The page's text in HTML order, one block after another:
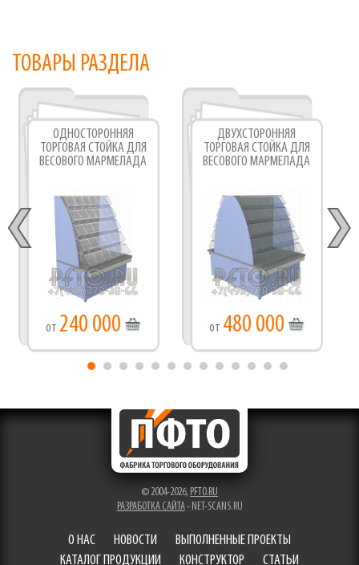
ТОВАРЫ РАЗДЕЛА
ОДНОСТОРОННЯЯ
ТОРГОВАЯ СТОЙКА ДЛЯ
ВЕСОВОГО МАРМЕЛАДА
от 240 000
ДВУХСТОРОННЯЯ
ТОРГОВАЯ СТОЙКА ДЛЯ
ВЕСОВОГО МАРМЕЛАДА
от 480 000
© 2004-2026, PFTO.RU
РАЗРАБОТКА САЙТА- NET-SCANS.RU
О НАС НОВОСТИ
ВЫПОЛНЕННЫЕ ПРОЕКТЫ
КАТАЛОГ ПРОДУКЦИИ
КОНСТРУКТОР СТАТЬИ